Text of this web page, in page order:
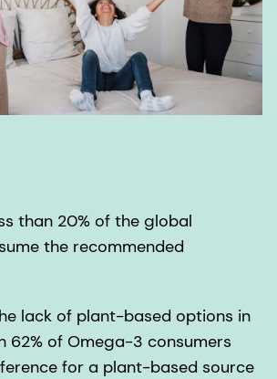
than 20% of the global
the recommended
lack of plant-based options in
62% of Omega-3 consumers
for a plant-based source